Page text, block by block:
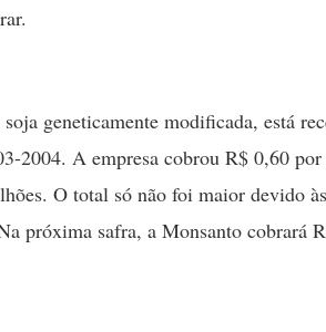
geneticamente modificada, está
2004. A empresa cobrou R$ 0,60 por
O total só não foi maior devido
próxima safra, a Monsanto cobrará